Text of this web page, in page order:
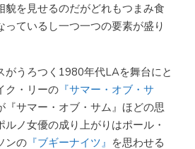
貌を見せるのだがどれもつまみ食
っているし一つ一つの要素が盛り
がうろつく1980年代LAを舞台にと
ク・リーの 『サマー・オブ・サ
『サマー・オブ・サム』ほどの思
ノ女優の成り上がりはポール・
ンの 『ブギーナイツ』 を思わせる